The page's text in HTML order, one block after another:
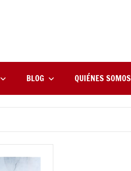
Magazine
música
internacional
BLOG QUIÉNES SOMOS